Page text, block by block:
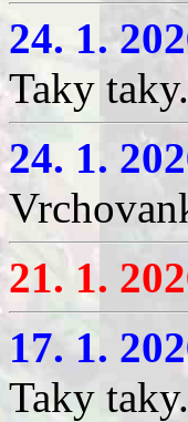
24. 1.
Taky taky.
24. 1.
21. 1.
17. 1.
Taky taky.